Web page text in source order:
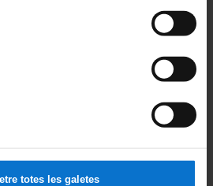
totes les galetes
(akoustikós)